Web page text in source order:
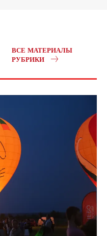
ВСЕ МАТЕРИАЛЫ
РУБРИКИ